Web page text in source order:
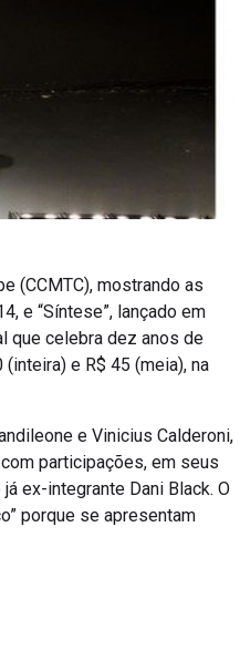
(CCMTC), mostrando as
e “Síntese”, lançado em
que celebra dez anos de
e R$ 45 (meia), na
e Vinicius Calderoni,
participações, em seus
ex-integrante Dani Black. O
porque se apresentam